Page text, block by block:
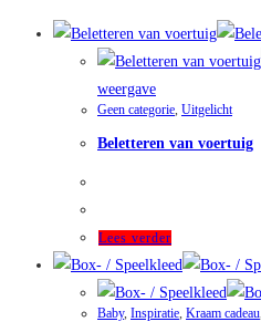
weergave
Geen categorie, Uitgelicht
Beletteren van voertuig
Lees verder
Baby, Inspiratie Kraam cadeau